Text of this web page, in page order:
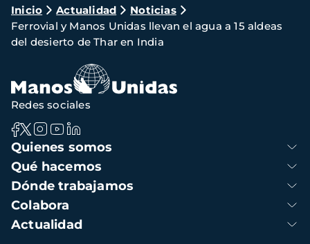
Ruta
de
navegación
Inicio Actualidad
Noticias
Ferrovial y Manos Unidas llevan el agua a 15 aldeas
del desierto de Thar en India
Navegación
principal
Quienes somos
Qué hacemos
Dónde trabajamos
Colabora
Actualidad
Redes sociales